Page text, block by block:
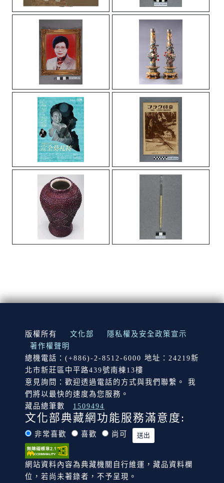
:::
版權所有 文化部
隱私權及安全政策宣示
著作權聲明
總機電話：(+886)-2-8512-6000 地址：24219新
北市新莊區中平路439號南棟13樓
意見詢問：歡迎透過電話的方式與我們聯繫。 我
們將以最快的速度為您服務。
藏品總筆數
1509494
文化部典藏網功能服務滿意度:
非常喜歡 喜歡 尚可
網站資料內容為典藏機關自行維運，藏品資料欄
位，若尚未著錄者，不予呈現。